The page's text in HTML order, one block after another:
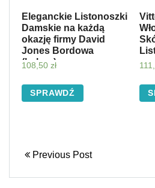
Eleganckie Listonoszki
Damskie na każdą
okazję firmy David
Jones Bordowa
(kolory)
108,50 zł
SPRAWDŹ
Previous Post